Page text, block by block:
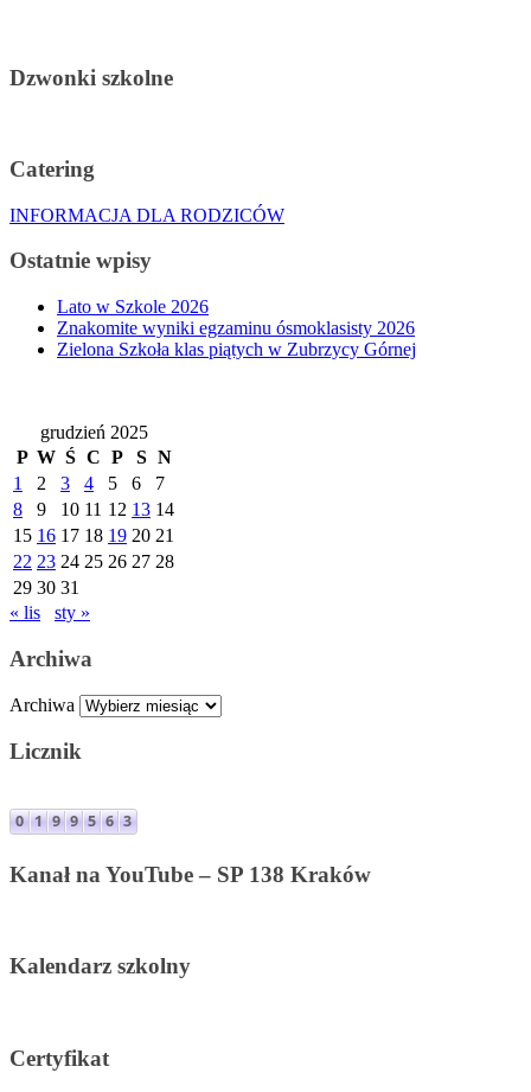
Dzwonki szkolne
Catering
INFORMACJA DLA RODZICÓW
Ostatnie wpisy
Lato w Szkole 2026
Znakomite wyniki egzaminu ósmoklasisty 2026
Zielona Szkoła klas piątych w Zubrzycy Górnej
grudzień 2025
P W Ś C P S N
1
2 3 4 5 6
7
8
9 10 11 12 13 14
15 16 17 18 19 20 21
22 23 24 25 26 27 28
29 30 31
« lis
sty »
Archiwa
Archiwa
Licznik
Kanał na YouTube – SP 138 Kraków
Kalendarz szkolny
Certyfikat